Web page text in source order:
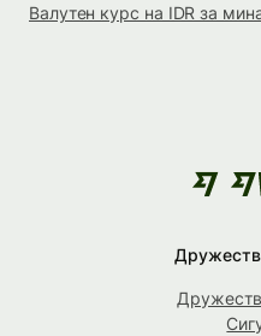
Валутен курс на IDR за